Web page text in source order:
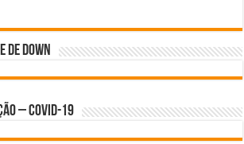
de Down
– Covid-19